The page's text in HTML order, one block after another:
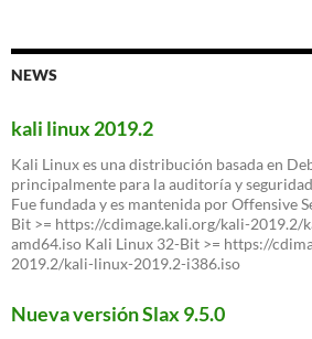
NEWS
kali linux 2019.2
Kali Linux es una distribución basada en
principalmente para la auditoría y
Fue fundada y es mantenida por Offensive
Bit >= https://cdimage.kali.org/kali-2019.2/
amd64.iso Kali Linux 32-Bit >= https://
2019.2/kali-linux-2019.2-i386.iso
Nueva versión Slax 9.5.0